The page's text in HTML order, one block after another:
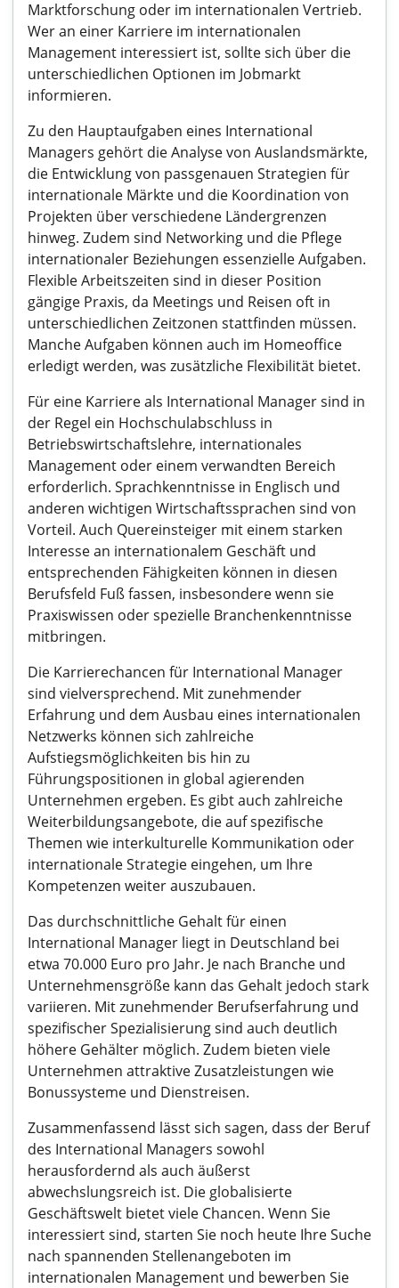
Marktforschung oder im internationalen Vertrieb.
Wer an einer Karriere im internationalen
Management interessiert ist, sollte sich über die
unterschiedlichen Optionen im Jobmarkt
informieren.
Zu den Hauptaufgaben eines International
Managers gehört die Analyse von Auslandsmärkte,
die Entwicklung von passgenauen Strategien für
internationale Märkte und die Koordination von
Projekten über verschiedene Ländergrenzen
hinweg. Zudem sind Networking und die Pflege
internationaler Beziehungen essenzielle Aufgaben.
Flexible Arbeitszeiten sind in dieser Position
gängige Praxis, da Meetings und Reisen oft in
unterschiedlichen Zeitzonen stattfinden müssen.
Manche Aufgaben können auch im Homeoffice
erledigt werden, was zusätzliche Flexibilität bietet.
Für eine Karriere als International Manager sind in
der Regel ein Hochschulabschluss in
Betriebswirtschaftslehre, internationales
Management oder einem verwandten Bereich
erforderlich. Sprachkenntnisse in Englisch und
anderen wichtigen Wirtschaftssprachen sind von
Vorteil. Auch Quereinsteiger mit einem starken
Interesse an internationalem Geschäft und
entsprechenden Fähigkeiten können in diesen
Berufsfeld Fuß fassen, insbesondere wenn sie
Praxiswissen oder spezielle Branchenkenntnisse
mitbringen.
Die Karrierechancen für International Manager
sind vielversprechend. Mit zunehmender
Erfahrung und dem Ausbau eines internationalen
Netzwerks können sich zahlreiche
Aufstiegsmöglichkeiten bis hin zu
Führungspositionen in global agierenden
Unternehmen ergeben. Es gibt auch zahlreiche
Weiterbildungsangebote, die auf spezifische
Themen wie interkulturelle Kommunikation oder
internationale Strategie eingehen, um Ihre
Kompetenzen weiter auszubauen.
Das durchschnittliche Gehalt für einen
International Manager liegt in Deutschland bei
etwa 70.000 Euro pro Jahr. Je nach Branche und
Unternehmensgröße kann das Gehalt jedoch stark
variieren. Mit zunehmender Berufserfahrung und
spezifischer Spezialisierung sind auch deutlich
höhere Gehälter möglich. Zudem bieten viele
Unternehmen attraktive Zusatzleistungen wie
Bonussysteme und Dienstreisen.
Zusammenfassend lässt sich sagen, dass der Beruf
des International Managers sowohl
herausfordernd als auch äußerst
abwechslungsreich ist. Die globalisierte
Geschäftswelt bietet viele Chancen. Wenn Sie
interessiert sind, starten Sie noch heute Ihre Suche
nach spannenden Stellenangeboten im
internationalen Management und bewerben Sie